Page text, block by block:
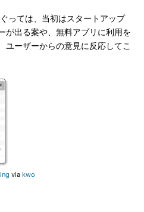
っては、当初はスタートアップ
が出る案や、無料アプリに利用を
ユーザーからの意見に反応してこ
via kwo